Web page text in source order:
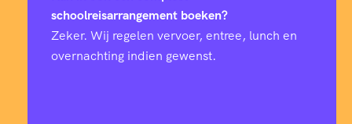
schoolreisarrangement boeken?
Zeker. Wij regelen vervoer, entree, lunch en
overnachting indien gewenst.